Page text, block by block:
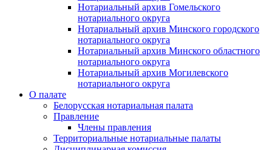
Нотариальный архив Гомельского
нотариального округа
Нотариальный архив Минского городского
нотариального округа
Нотариальный архив Минского областного
нотариального округа
Нотариальный архив Могилевского
нотариального округа
О палате
Белорусская нотариальная палата
Правление
Члены правления
Территориальные нотариальные палаты